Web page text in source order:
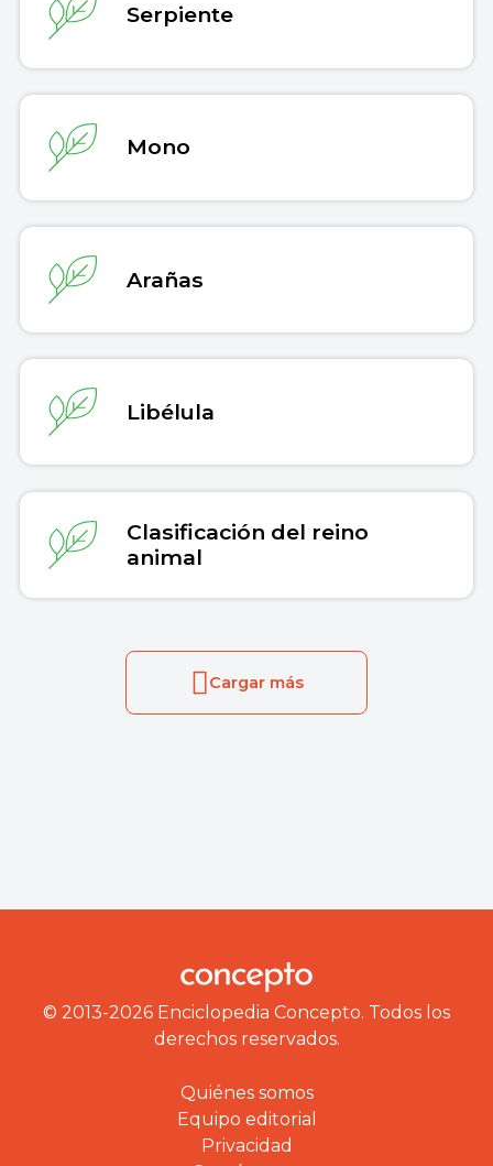
Serpiente
Mono
Arañas
Libélula
Clasificación del reino
animal
Cargar más
© 2013-2026 Enciclopedia Concepto. Todos los
derechos reservados.
Quiénes somos
Equipo editorial
Privacidad